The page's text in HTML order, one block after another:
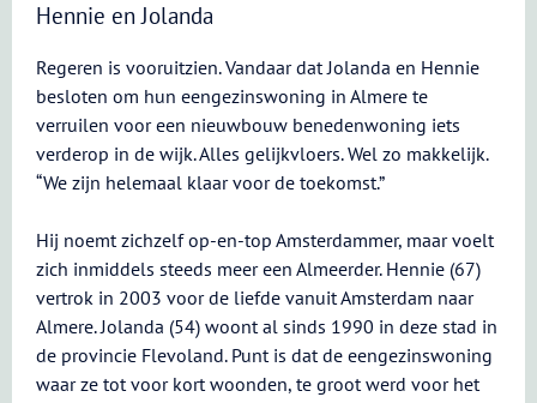
Hennie en Jolanda
Regeren is vooruitzien. Vandaar dat Jolanda en Hennie
besloten om hun eengezinswoning in Almere te
verruilen voor een nieuwbouw benedenwoning iets
verderop in de wijk. Alles gelijkvloers. Wel zo makkelijk.
“We zijn helemaal klaar voor de toekomst.”
Hij noemt zichzelf op-en-top Amsterdammer, maar voelt
zich inmiddels steeds meer een Almeerder. Hennie (67)
vertrok in 2003 voor de liefde vanuit Amsterdam naar
Almere. Jolanda (54) woont al sinds 1990 in deze stad in
de provincie Flevoland. Punt is dat de eengezinswoning
waar ze tot voor kort woonden, te groot werd voor het